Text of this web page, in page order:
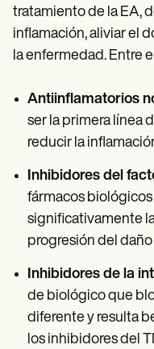
tratamiento de la EA,
inflamación, aliviar el
la enfermedad. Entre
Antiinflamatorios
ser la primera línea
reducir la
Inhibidores del
fármacos
significativamente
progresión del daño
Inhibidores de la
de biológico que
diferente y resulta
los inhibidores del